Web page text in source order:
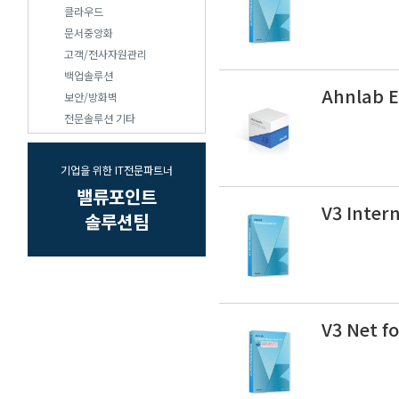
클라우드
문서중앙화
고객/전사자원관리
백업솔루션
보안/방화벽
전문솔루션 기타
기업을 위한 IT전문파트너
밸류포인트
솔루션팀
Ahnlab
V3
V3 Net